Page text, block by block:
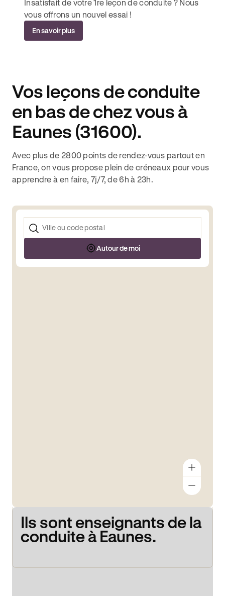
Insatisfait de votre 1re leçon de conduite ? Nous
vous offrons un nouvel essai !
En savoir plus
Vos leçons de conduite
en bas de chez vous à
Eaunes (31600).
Avec plus de 2800 points de rendez-vous partout en
France, on vous propose plein de créneaux pour vous
apprendre à en faire, 7j/7, de 6h à 23h.
Autour de moi
Ils sont enseignants de la
conduite à Eaunes.